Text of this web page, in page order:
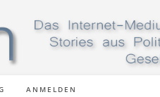
ANMELDEN